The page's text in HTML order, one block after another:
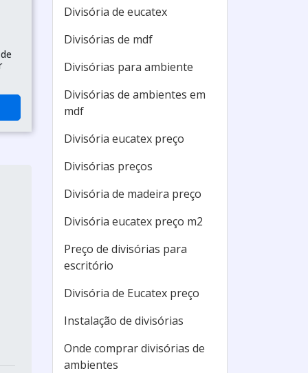
Divisória de eucatex
Divisórias de mdf
Divisórias para ambiente
Divisórias de ambientes em
mdf
Divisória eucatex preço
Divisórias preços
Divisória de madeira preço
Divisória eucatex preço m2
Preço de divisórias para
escritório
Divisória de Eucatex preço
Instalação de divisórias
Onde comprar divisórias de
ambientes